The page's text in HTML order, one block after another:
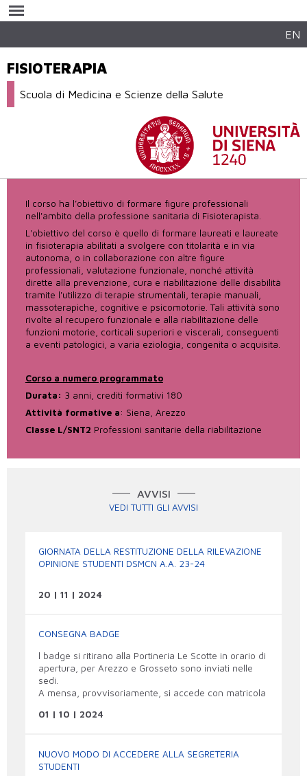
contenuto
EN
FISIOTERAPIA
Scuola di Medicina e Scienze della Salute
Il corso ha l’obiettivo di formare figure professionali
nell'ambito della professione sanitaria di Fisioterapista.
L'obiettivo del corso è quello di formare laureati e laureate
in fisioterapia abilitati a svolgere con titolarità e in via
autonoma, o in collaborazione con altre figure
professionali, valutazione funzionale, nonché attività
dirette alla prevenzione, cura e riabilitazione delle disabilità
tramite l'utilizzo di terapie strumentali, terapie manuali,
massoterapiche, cognitive e psicomotorie. Tali attività sono
rivolte al recupero funzionale e alla riabilitazione delle
funzioni motorie, corticali superiori e viscerali, conseguenti
a eventi patologici, a varia eziologia, congenita o acquisita.
Corso a numero programmato
Durata: 3 anni, crediti formativi 180
Attività formative a: Siena, Arezzo
Classe L/SNT2 Professioni sanitarie della riabilitazione
AVVISI
VEDI TUTTI GLI AVVISI
GIORNATA DELLA RESTITUZIONE DELLA RILEVAZIONE
OPINIONE STUDENTI DSMCN A.A. 23-24
20 | 11 | 2024
CONSEGNA BADGE
l badge si ritirano alla Portineria Le Scotte in orario di
apertura, per Arezzo e Grosseto sono inviati nelle
sedi.
A mensa, provvisoriamente, si accede con matricola
01 | 10 | 2024
NUOVO MODO DI ACCEDERE ALLA SEGRETERIA
STUDENTI